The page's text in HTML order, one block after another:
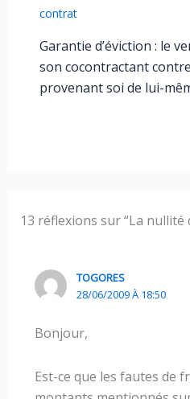
contrat
Garantie d’éviction : le
son cocontractant
provenant soi de lui-
13 réflexions sur “La nullité
TOGORES
28/06/2009 À 18:50
Bonjour,
Est-ce que les fautes de